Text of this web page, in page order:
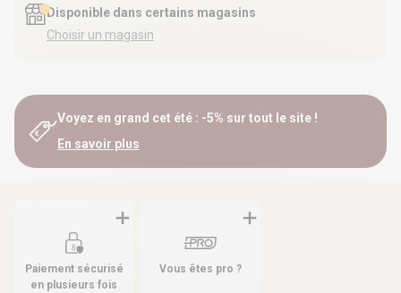
Disponible dans certains magasins
Choisir un magasin
Voyez en grand cet été : -5% sur tout le site !
En savoir plus
Paiement sécurisé
en plusieurs fois
Vous êtes pro ?